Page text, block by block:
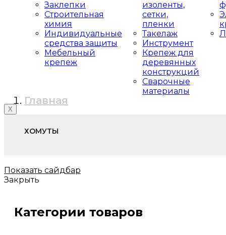
Заклепки
Строительная
химия
Индивидуальные
средства защиты
Мебельный
крепеж
изоленты,
сетки,
пленки
Такелаж
Инструмент
Крепеж для
деревянных
конструкций
Сварочные
материалы
X
Главная
ХОМУТЫ
Показать сайдбар
Закрыть
Категории товаров